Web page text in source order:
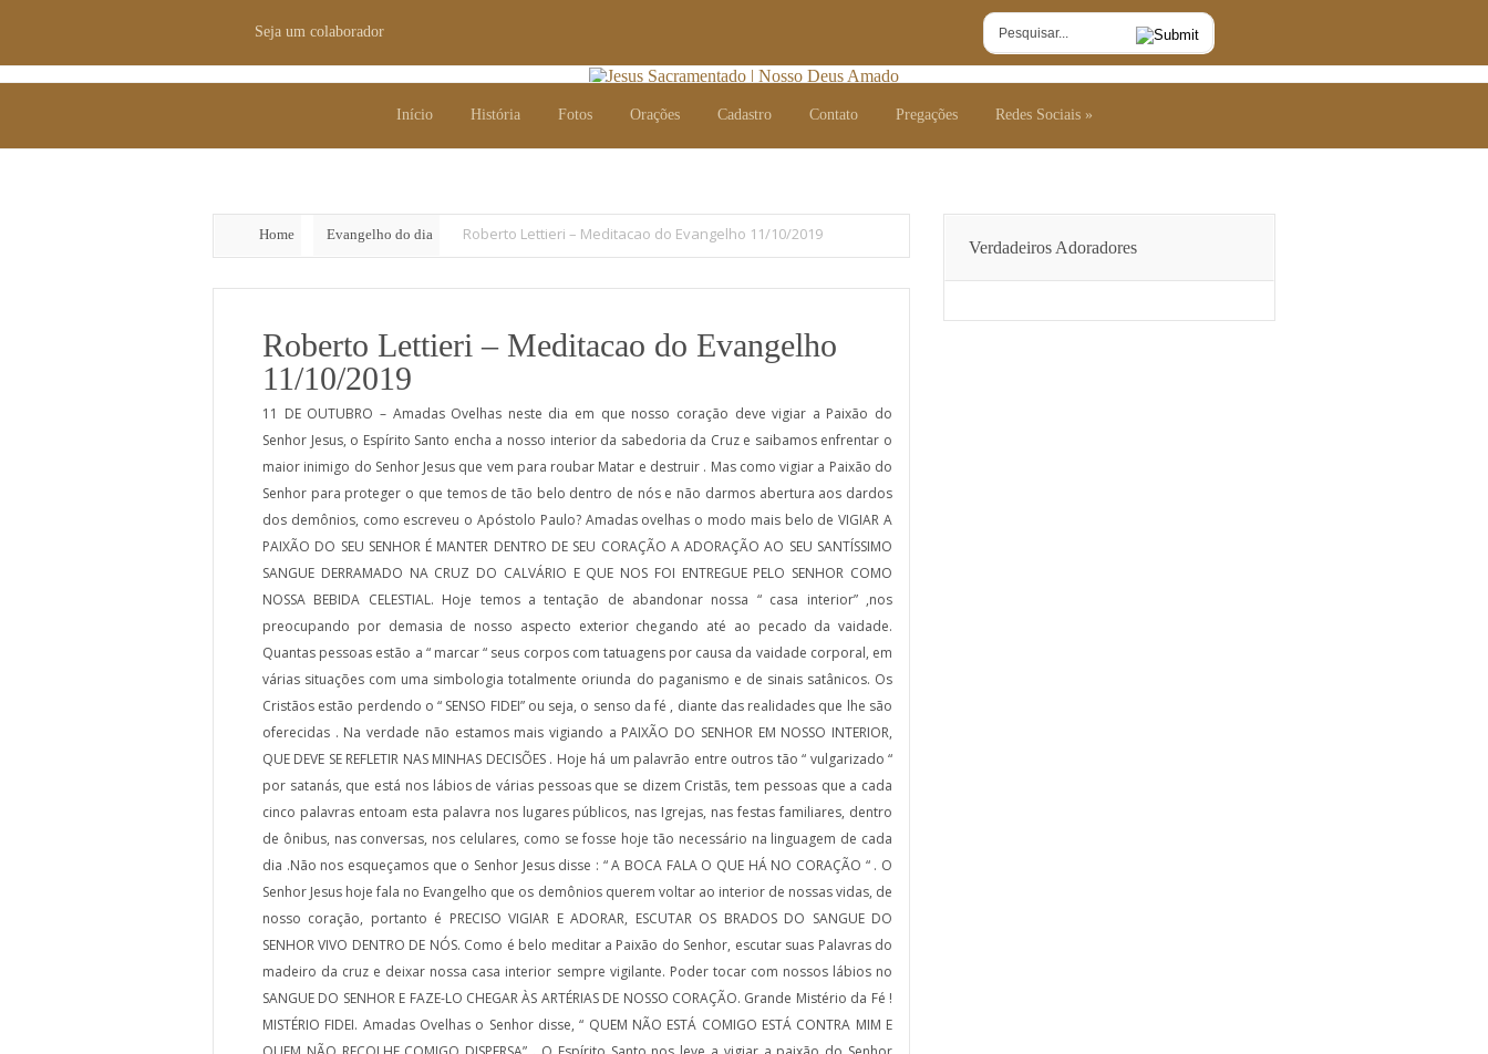
Seja um colaborador
Início
História Fotos Orações Cadastro Contato Pregações Redes Sociais
Home Evangelho do dia Roberto Lettieri – Meditacao do Evangelho 11/10/2019
Roberto Lettieri – Meditacao do Evangelho
11/10/2019
11 DE OUTUBRO – Amadas Ovelhas neste dia em que nosso coração deve vigiar a Paixão do
Senhor Jesus, o Espírito Santo encha a nosso interior da sabedoria da Cruz e saibamos enfrentar o
maior inimigo do Senhor Jesus que vem para roubar Matar e destruir . Mas como vigiar a Paixão do
Senhor para proteger o que temos de tão belo dentro de nós e não darmos abertura aos dardos
dos demônios, como escreveu o Apóstolo Paulo? Amadas ovelhas o modo mais belo de VIGIAR A
PAIXÃO DO SEU SENHOR É MANTER DENTRO DE SEU CORAÇÃO A ADORAÇÃO AO SEU SANTÍSSIMO
SANGUE DERRAMADO NA CRUZ DO CALVÁRIO E QUE NOS FOI ENTREGUE PELO SENHOR COMO
NOSSA BEBIDA CELESTIAL. Hoje temos a tentação de abandonar nossa “ casa interior” ,nos
preocupando por demasia de nosso aspecto exterior chegando até ao pecado da vaidade.
Quantas pessoas estão a “ marcar “ seus corpos com tatuagens por causa da vaidade corporal, em
várias situações com uma simbologia totalmente oriunda do paganismo e de sinais satânicos. Os
Cristãos estão perdendo o “ SENSO FIDEI” ou seja, o senso da fé , diante das realidades que lhe são
oferecidas . Na verdade não estamos mais vigiando a PAIXÃO DO SENHOR EM NOSSO INTERIOR,
QUE DEVE SE REFLETIR NAS MINHAS DECISÕES . Hoje há um palavrão entre outros tão “ vulgarizado “
por satanás, que está nos lábios de várias pessoas que se dizem Cristãs, tem pessoas que a cada
cinco palavras entoam esta palavra nos lugares públicos, nas Igrejas, nas festas familiares, dentro
de ônibus, nas conversas, nos celulares, como se fosse hoje tão necessário na linguagem de cada
dia .Não nos esqueçamos que o Senhor Jesus disse : “ A BOCA FALA O QUE HÁ NO CORAÇÃO “ . O
Senhor Jesus hoje fala no Evangelho que os demônios querem voltar ao interior de nossas vidas, de
nosso coração, portanto é PRECISO VIGIAR E ADORAR, ESCUTAR OS BRADOS DO SANGUE DO
SENHOR VIVO DENTRO DE NÓS. Como é belo meditar a Paixão do Senhor, escutar suas Palavras do
madeiro da cruz e deixar nossa casa interior sempre vigilante. Poder tocar com nossos lábios no
SANGUE DO SENHOR E FAZE-LO CHEGAR ÀS ARTÉRIAS DE NOSSO CORAÇÃO. Grande Mistério da Fé !
MISTÉRIO FIDEI. Amadas Ovelhas o Senhor disse, “ QUEM NÃO ESTÁ COMIGO ESTÁ CONTRA MIM E
Verdadeiros Adoradores